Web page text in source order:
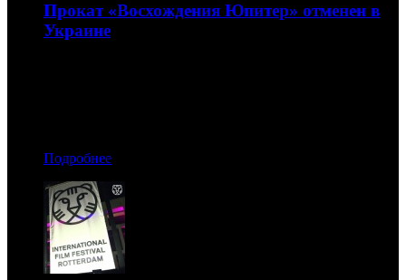
Прокат «Восхождения Юпитер» отменен в
Украине
Подробнее